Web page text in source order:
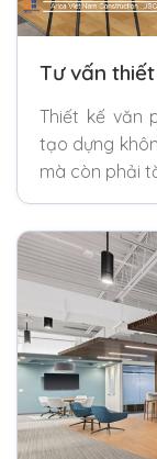
Tư vấn
Thiết kế văn
tạo dựng
mà còn phải